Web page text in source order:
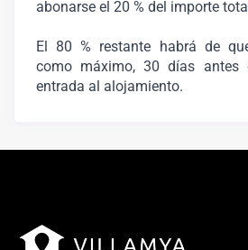
abonarse el 20 % del importe
El 80 % restante habrá de
como máximo, 30 días
entrada al alojamiento.